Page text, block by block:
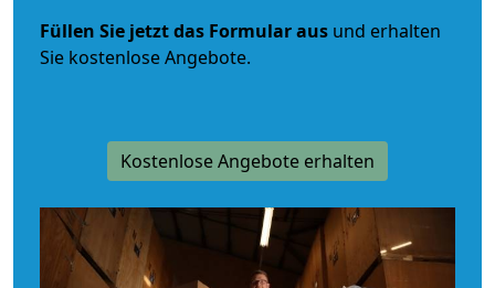
Füllen Sie jetzt das Formular aus und erhalten
Sie kostenlose Angebote.
Kostenlose Angebote erhalten